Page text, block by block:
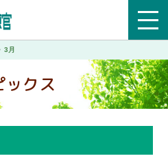
3月
ックス